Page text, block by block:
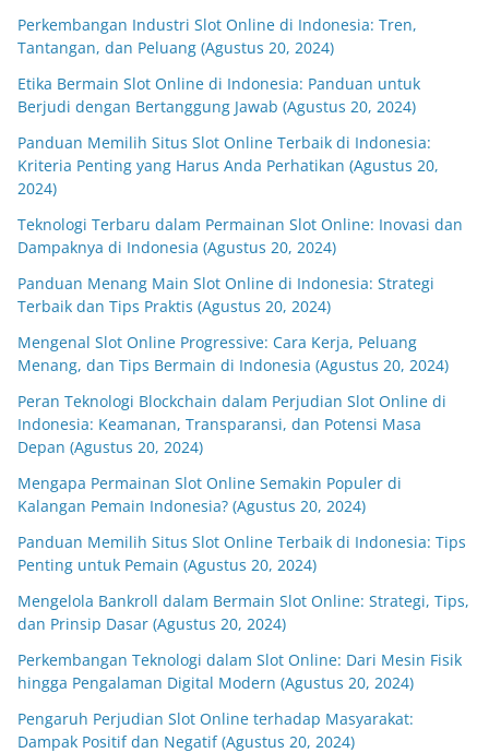
Perkembangan Industri Slot Online di Indonesia: Tren,
Tantangan, dan Peluang (Agustus 20, 2024)
Etika Bermain Slot Online di Indonesia: Panduan untuk
Berjudi dengan Bertanggung Jawab (Agustus 20, 2024)
Panduan Memilih Situs Slot Online Terbaik di Indonesia:
Kriteria Penting yang Harus Anda Perhatikan (Agustus 20,
2024)
Teknologi Terbaru dalam Permainan Slot Online: Inovasi dan
Dampaknya di Indonesia (Agustus 20, 2024)
Panduan Menang Main Slot Online di Indonesia: Strategi
Terbaik dan Tips Praktis (Agustus 20, 2024)
Mengenal Slot Online Progressive: Cara Kerja, Peluang
Menang, dan Tips Bermain di Indonesia (Agustus 20, 2024)
Peran Teknologi Blockchain dalam Perjudian Slot Online di
Indonesia: Keamanan, Transparansi, dan Potensi Masa
Depan (Agustus 20, 2024)
Mengapa Permainan Slot Online Semakin Populer di
Kalangan Pemain Indonesia? (Agustus 20, 2024)
Panduan Memilih Situs Slot Online Terbaik di Indonesia: Tips
Penting untuk Pemain (Agustus 20, 2024)
Mengelola Bankroll dalam Bermain Slot Online: Strategi, Tips,
dan Prinsip Dasar (Agustus 20, 2024)
Perkembangan Teknologi dalam Slot Online: Dari Mesin Fisik
hingga Pengalaman Digital Modern (Agustus 20, 2024)
Pengaruh Perjudian Slot Online terhadap Masyarakat:
Dampak Positif dan Negatif (Agustus 20, 2024)